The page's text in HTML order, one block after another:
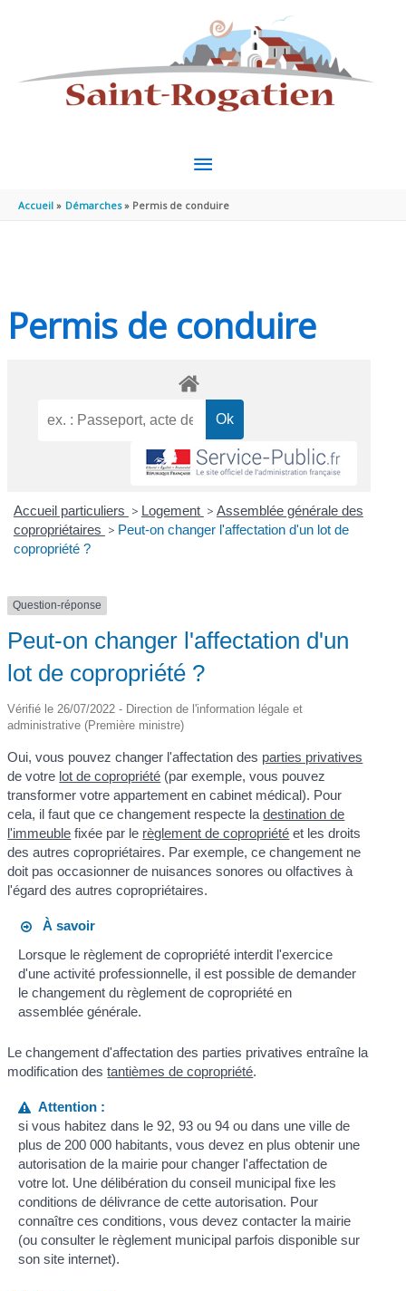
MENU
PRINCIPAL
Accueil Démarches Permis de conduire
Permis de conduire
Accueil particuliers > Logement > Assemblée générale des
copropriétaires > Peut-on changer l'affectation d'un lot de
copropriété ?
Question-réponse
Peut-on changer l'affectation d'un
lot de copropriété ?
Vérifié le 26/07/2022 - Direction de l'information légale et
administrative (Première ministre)
Oui, vous pouvez changer l'affectation des parties privatives
de votre lot de copropriété (par exemple, vous pouvez
transformer votre appartement en cabinet médical). Pour
cela, il faut que ce changement respecte ladestination de
l'immeuble fixée par le règlement de copropriété et les droits
des autres copropriétaires. Par exemple, ce changement ne
doit pas occasionner de nuisances sonores ou olfactives à
l'égard des autres copropriétaires.
À savoir
Lorsque le règlement de copropriété interdit l'exercice
d'une activité professionnelle, il est possible de demander
le changement du règlement de copropriété en
assemblée générale.
Le changement d'affectation des parties privatives entraîne la
modification destantièmes de copropriété.
Attention :
si vous habitez dans le 92, 93 ou 94 ou dans une ville de
plus de 200 000 habitants, vous devez en plus obtenir une
autorisation de la mairie pour changer l'affectation de
votre lot. Une délibération du conseil municipal fixe les
conditions de délivrance de cette autorisation. Pour
connaître ces conditions, vous devez contacter la mairie
(ou consulter le règlement municipal parfois disponible sur
son site internet).